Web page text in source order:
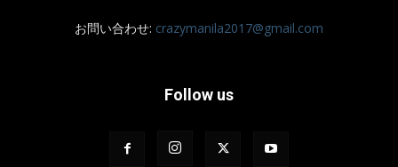
お問い合わせ: crazymanila2017@gmail.com
Follow us